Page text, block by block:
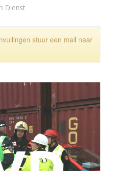
Dienst
stuur een mail naar